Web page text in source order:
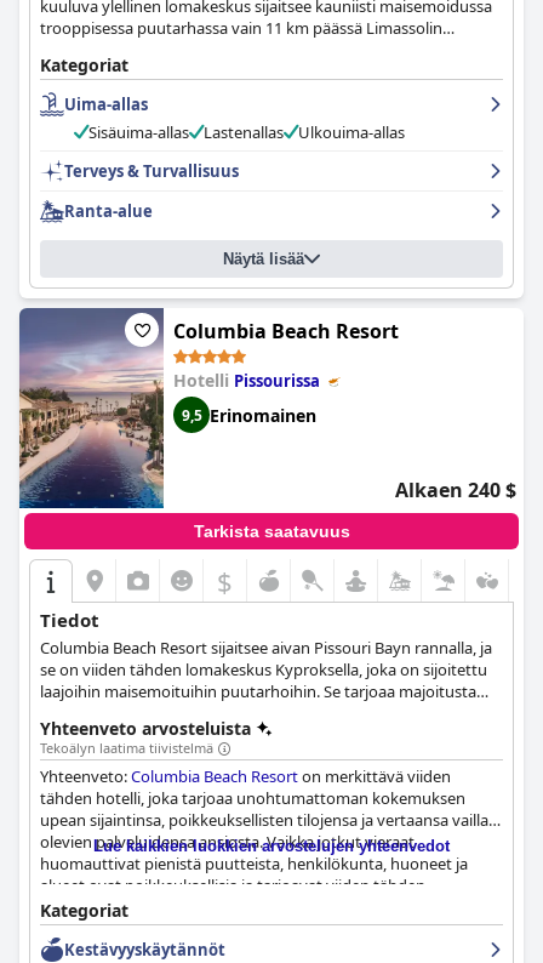
kuuluva ylellinen lomakeskus sijaitsee kauniisti maisemoidussa
trooppisessa puutarhassa vain 11 km päässä Limassolin
Kategoriat
Uima-allas
Sisäuima-allas
Lastenallas
Ulkouima-allas
Terveys & Turvallisuus
Ranta-alue
Näytä lisää
Columbia Beach Resort
Hotelli Pissourissa
9,5 Erinomainen
Alkaen 240 $
Tarkista saatavuus
$
Tiedot
Columbia Beach Resort sijaitsee aivan Pissouri Bayn rannalla, ja
se on viiden tähden lomakeskus Kyproksella, joka on sijoitettu
laajoihin maisemoituihin puutarhoihin. Se tarjoaa majoitusta
vieraiden tarvitsemat mukavuudet, herkullisia
ruokailuvaihtoehtoja Apollo Tavernissa tai Bacchus
Restaurantissa, rentouttavia kylpylähoitoja Hébe Spa -kylpylän
asiantuntevan henkilökunnan toimesta sekä lasten klubin ja
monenlaisia aktiviteetteja perheille ja lapsille, kuten pyöräretkiä,
uintia ja vesiurheilua.
Yhteenveto arvosteluista
Tekoälyn laatima tiivistelmä
Yhteenveto:Columbia Beach Resorton merkittävä viiden
tähden hotelli, joka tarjoaa unohtumattoman kokemuksen
upean sijaintinsa, poikkeuksellisten tilojensa ja vertaansa vailla
olevien palveluidensa ansiosta. Vaikka jotkut vieraat
huomauttivat pienistä puutteista, henkilökunta, huoneet ja
alueet ovat poikkeuksellisia ja tarjoavat viiden tähden
kokemuksen kohtuulliseen hintaan. Kaiken kaikkiaan
lomakeskus on todellinen helmi, joka tarjoaa vieraille
ainutlaatuisen ja rentouttavan loman.
Lue kaikkien luokkien arvostelujen yhteenvedot
Kategoriat
Kestävyyskäytännöt